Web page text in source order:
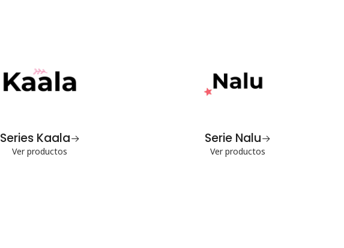
Series Kaala
Ver productos
Serie Nalu
Ver productos